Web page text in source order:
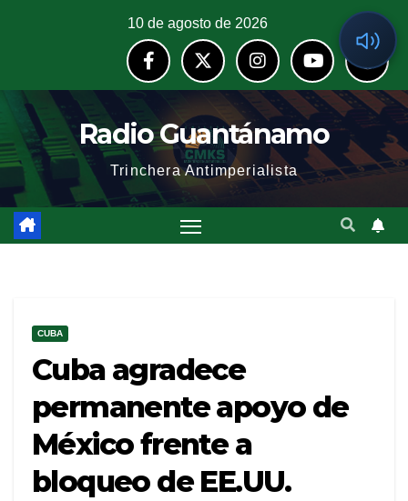
10 de agosto de 2026
Radio Guantánamo
Trinchera Antimperialista
CUBA
Cuba agradece
permanente apoyo de
México frente a
bloqueo de EE.UU.